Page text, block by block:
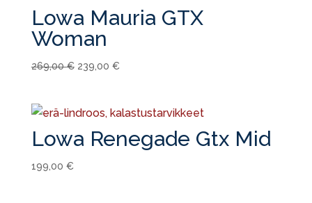
Lowa Mauria GTX
Woman
269,00€ Alkuperäinen
269,00 €.
239,00 €Nykyinen
239,00 €.
Lowa Renegade Gtx Mid
199,00 €